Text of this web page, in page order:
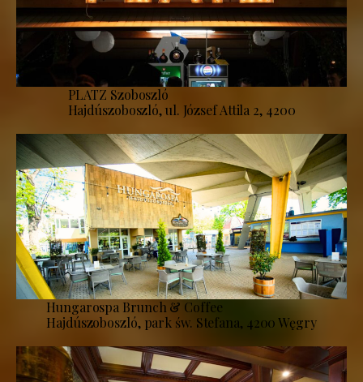
PLATZ Szoboszló
Hajdúszoboszló, ul. József Attila 2, 4200
Hungarospa Brunch & Coffee
Hajdúszoboszló, park św. Stefana, 4200 Węgry